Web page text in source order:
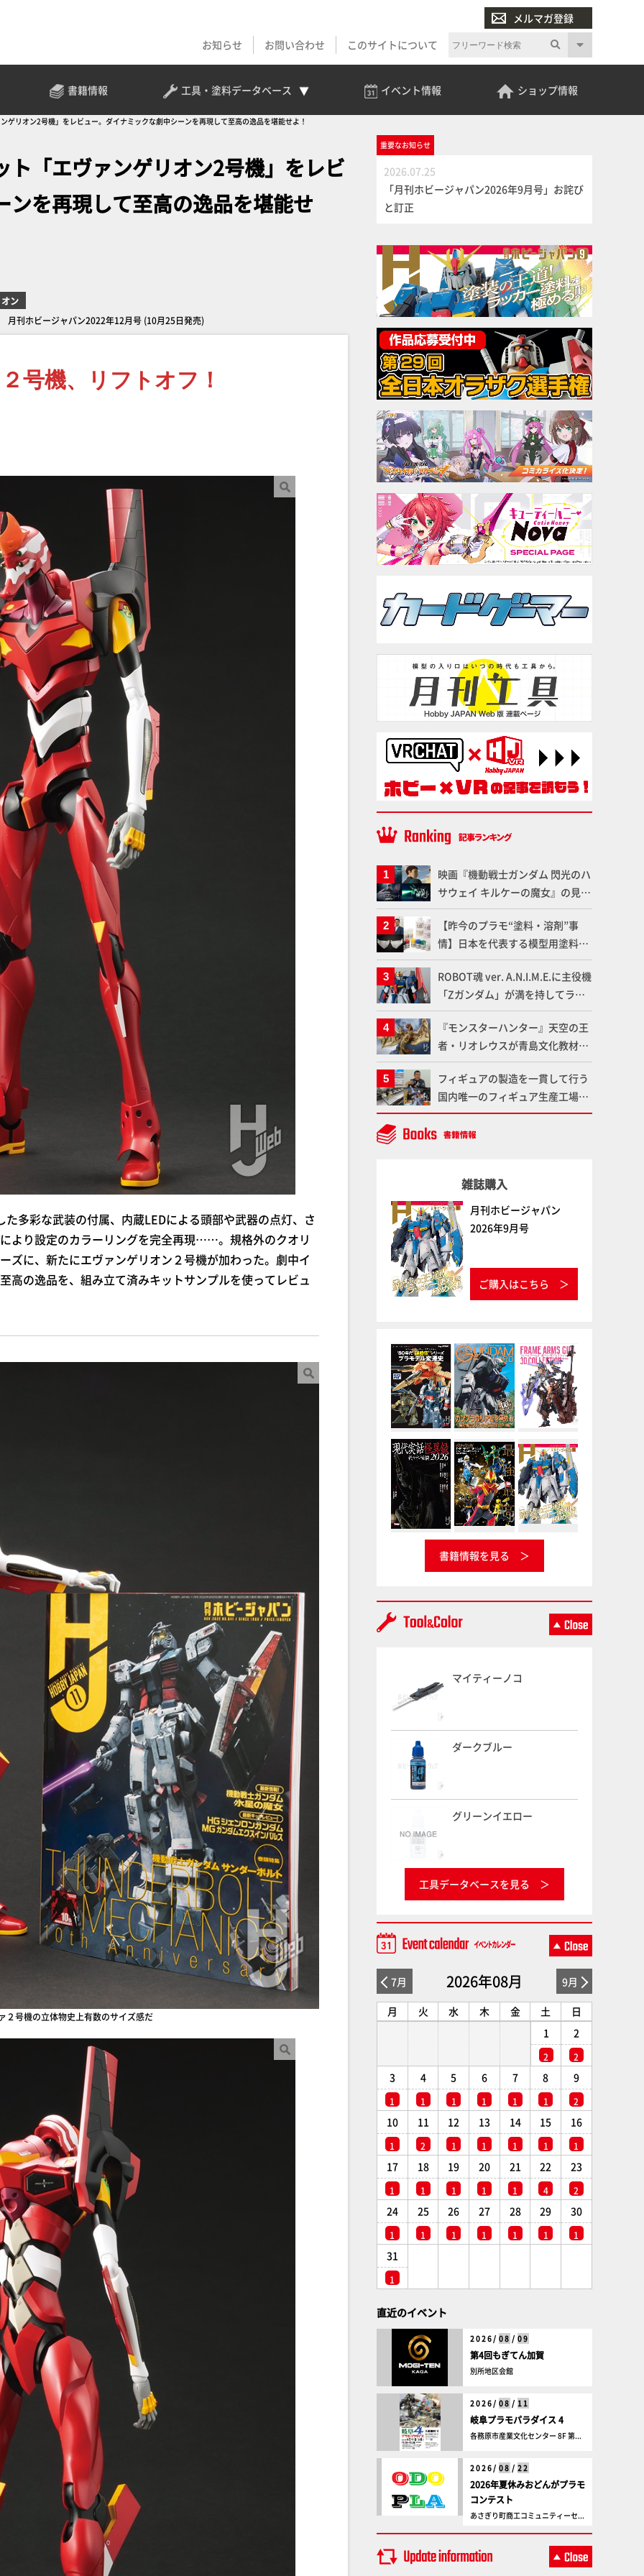
メルマガ登録
お知らせ
お問い合わせ このサイトについて
書籍情報 工具・塗料データベース イベント情報 ショップ情報
ゲリオン2号機」をレビュー。ダイナミックな劇中シーンを再現して至高の逸品を堪能せよ！
「エヴァンゲリオン2号機」をレビ
を再現して至高の逸品を堪能せ
ン
刊ホビージャパン2022年12月号 (10月25日発売)
号機、リフトオフ！
多彩な武装の付属、内蔵LEDによる頭部や武器の点灯、さ
より設定のカラーリングを完全再現……。規格外のクオリ
ズに、新たにエヴァンゲリオン２号機が加わった。劇中イ
高の逸品を、組み立て済みキットサンプルを使ってレビュ
号機の立体物史上有数のサイズ感だ
重要なお知らせ
2026.07.25
「月刊ホビージャパン2026年9月号」お詫び
と訂正
映画『機動戦士ガンダム 閃光のハ
サウェイ キルケーの魔女』の見放
題配信が8月31日（月）よりスタ
ート！Prime Videoで国内独占配
信
【昨今のプラモ“塗料・溶剤”事
情】日本を代表する模型用塗料
「Mr.カラー」やツールメーカー
である「GSIクレオス」が語るラ
ッカー塗料の未来とは？
ROBOT魂 ver. A.N.I.M.E.に主役機
「Zガンダム」が満を持してライ
ンナップ！ウェイブライダーへの
変形、劇中どおりのプロポーショ
ンを再現【機動戦士Zガンダム】
『モンスターハンター』天空の王
者・リオレウスが青島文化教材社
「PLAfig.」にラインナップ！原
型・蟹蟲修造氏の彩色作例で超ハ
イディテールかつ躍動感に満ちた
造形をチェック
フィギュアの製造を一貫して行う
国内唯一のフィギュア生産工場グ
ッドスマイルカンパニーの楽月・
望月工場に突撃！谷本工場長への
雑誌購入
月刊ホビージャパン
2026年9月号
ご購入はこちら
書籍情報を見る
マイティーノコ
ダークブルー
グリーンイエロー
工具データベースを見る
7月 2026年08月 9月
月 火 水 木 金 土
日
1
2
2
2
3
1
4
1
5
1
6
1
7
1
8
1
9
2
10
1
11
2
12
1
13
1
14
1
15
1
16
1
17
1
18
1
19
1
20
1
21
1
22
4
23
2
24
1
25
1
26
1
27
1
28
1
29
1
30
1
31
1
直近のイベント
2026/ 08 / 09
第4回もぎてん加賀
別所地区会館
2026/ 08 / 11
岐阜プラモパラダイス 4
各務原市産業文化センター 8F 第...
2026/ 08 / 22
2026年夏休みおどんがプラモ
コンテスト
あさぎり町商工コミュニティーセ...